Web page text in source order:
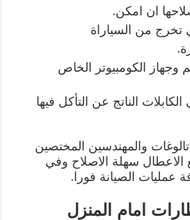
ان امكن.
من السياراة
الكومبيوتر الخاص
الناتج عن التأكل فيها
والمهندسين المختصين
الاعطال سهلة الاصلاح وفي
عمليات الصيانة فورا.
امام المنزل